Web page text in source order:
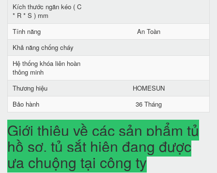
Kích thước ngăn kéo ( C
* R * S ) mm
Tính năng
An Toàn
Khả năng chống cháy
Hệ thống khóa liên hoàn
thông minh
Thương hiệu
HOMESUN
Bảo hành
36 Tháng
Giới thiệu về các sản phẩm tủ
hồ sơ, tủ sắt hiện đang được
ưa chuộng tại công ty